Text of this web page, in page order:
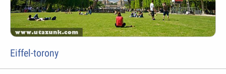
Eiffel-torony